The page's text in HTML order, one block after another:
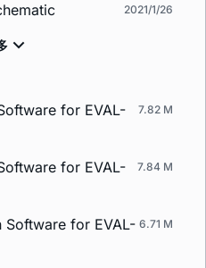
2021/1/26
for EVAL-
7.82 M
for EVAL-
7.84 M
Software for EVAL- 6.71 M